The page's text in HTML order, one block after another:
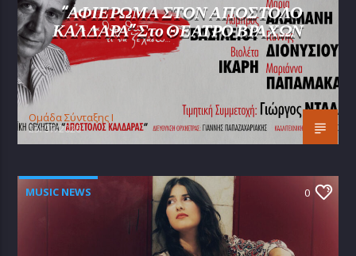
“ΑΦΙΕΡΩΜΑ ΣΤΟΝ ΑΠΟΣΤΟΛΟ
ΚΑΛΔΑΡΑ” Στο ΘΕΑΤΡΟ ΒΡΑΧΩΝ
Oμάδα Σύνταξης Ι
25/07/2026
MUSIC NEWS 0